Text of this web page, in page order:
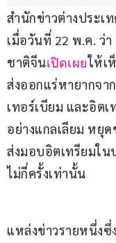
สำนักข่าวต่างประเ
เมื่อวันที่ 22 พ.ค. ว่
ชาติจีนเปิดเผยให้เ
ส่งออกแร่หายากจ
เทอร์เบียม และอิต
อย่างแกลเลียม หยุด
ส่งมอบอิตเทรียมใ
ไม่กี่ครั้งเท่านั้น
แหล่งข่าวรายหนึ่งซึ่